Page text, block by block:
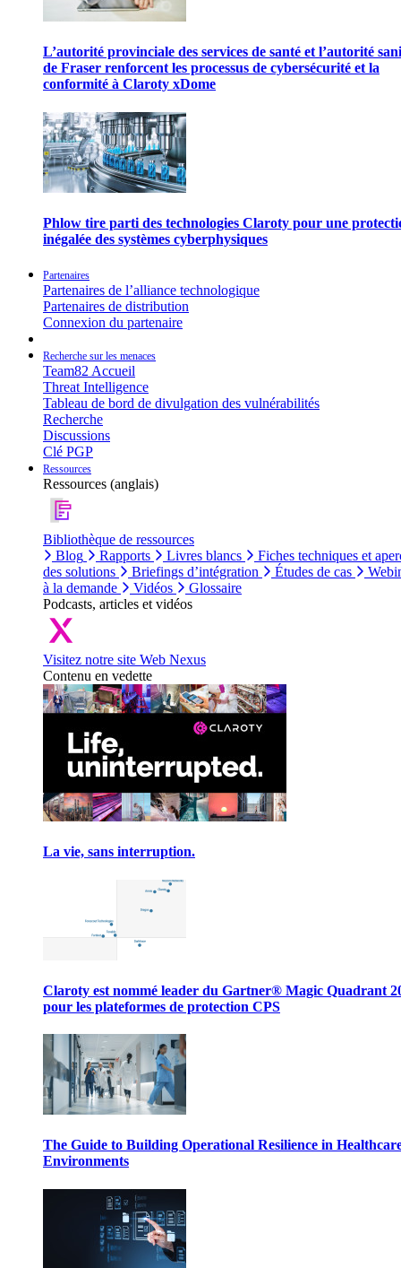
L’autorité provinciale des services de santé et l’autorité
de Fraser renforcent les processus de cybersécurité et la
conformité à Claroty xDome
Phlow tire parti des technologies Claroty pour une
inégalée des systèmes cyberphysiques
Partenaires
Partenaires de l’alliance technologique
Partenaires de distribution
Connexion du partenaire
Recherche sur les menaces
Team82 Accueil
Threat Intelligence
Tableau de bord de divulgation des vulnérabilités
Recherche
Discussions
Clé PGP
Ressources
Ressources (anglais)
Bibliothèque de ressources
Blog
Rapports Livres blancs
Fiches techniques et
des solutions
Briefings d’intégration Études de cas
à la demande
Vidéos
Glossaire
Podcasts, articles et vidéos
Visitez notre site Web Nexus
Contenu en vedette
La vie, sans interruption.
Claroty est nommé leader du Gartner® Magic Quadrant
pour les plateformes de protection CPS
The Guide to Building Operational Resilience in
Environments